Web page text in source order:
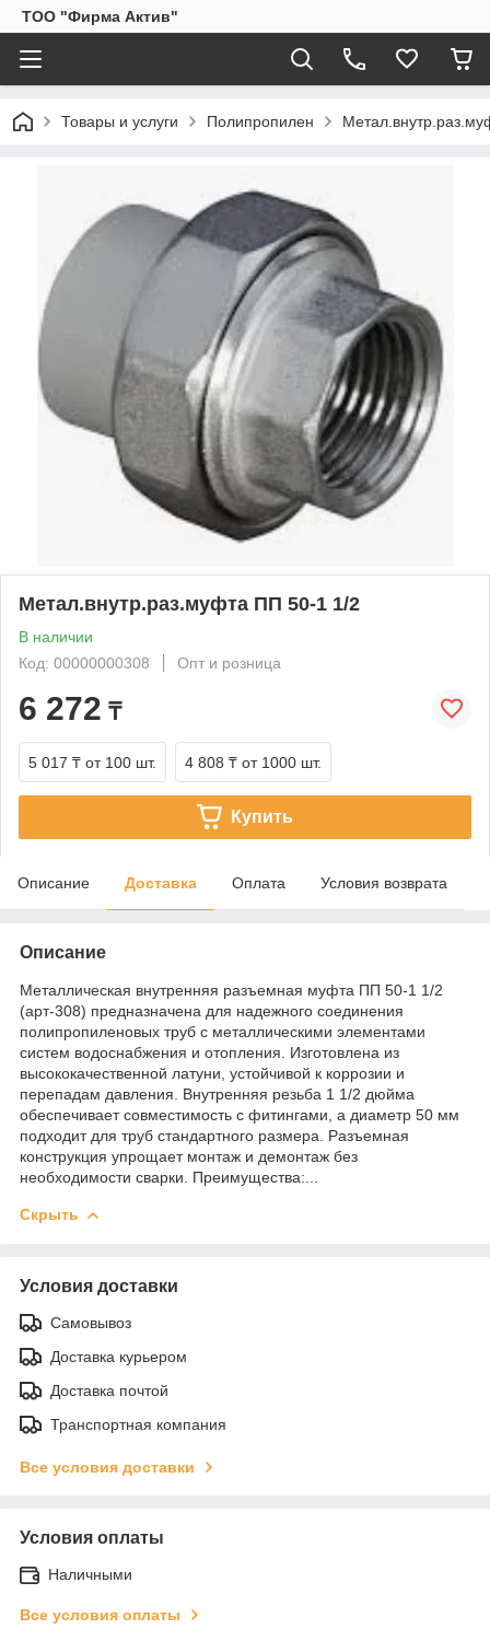
ТОО "Фирма Актив"
Товары и услуги Полипропилен
Метал.внутр.раз.муфта ПП 50-1 1/2
В наличии
Код: 00000000308
Опт и розница
6 272 ₸
5 017 ₸ от 100 шт. 4 808 ₸ от 1000 шт.
Купить
Описание Доставка Оплата Условия возврата
Описание
Металлическая внутренняя разъемная муфта ПП 50-1 1/2
(арт-308) предназначена для надежного соединения
полипропиленовых труб с металлическими элементами
систем водоснабжения и отопления. Изготовлена из
высококачественной латуни, устойчивой к коррозии и
перепадам давления. Внутренняя резьба 1 1/2 дюйма
обеспечивает совместимость с фитингами, а диаметр 50 мм
подходит для труб стандартного размера. Разъемная
конструкция упрощает монтаж и демонтаж без
необходимости сварки. Преимущества:...
Скрыть
Условия доставки
Самовывоз
Доставка курьером
Доставка почтой
Транспортная компания
Все условия доставки
Условия оплаты
Наличными
Все условия оплаты